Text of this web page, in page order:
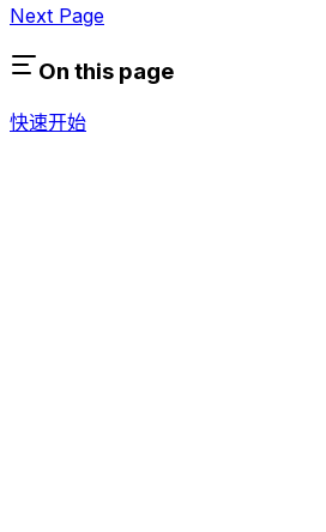
Next Page
On this page
快速开始